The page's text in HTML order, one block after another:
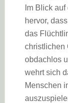
Im Blick
hervor,
das
christlichen
obdachlos
wehrt sich
Menschen